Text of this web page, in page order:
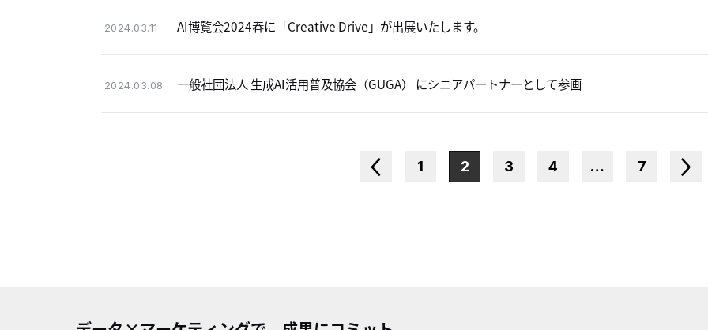
2024.03.11 AI博覧会2024春に「Creative Drive」が出展いたします。
2024.03.08 一般社団法人 生成AI活用普及協会（GUGA） にシニアパートナーとして参画
1 2 3 4 … 7